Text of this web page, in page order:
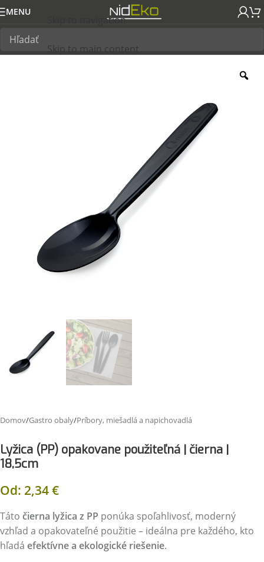
Skip to navigation
Skip to main content
MENU
Domov/Gastro obaly/Príbory, miešadlá a napichovadlá
Lyžica (PP) opakovane použiteľná | čierna |
18,5cm
Od: 2,34€
Táto čierna lyžica z PP ponúka spoľahlivosť, moderný
vzhľad a opakovateľné použitie – ideálna pre každého, kto
hľadá efektívne a ekologické riešenie.